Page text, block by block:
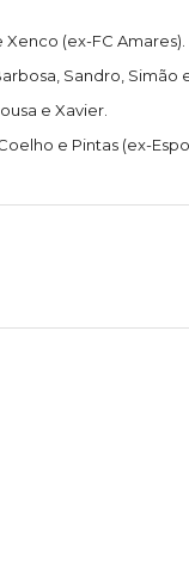
(ex-FC Amares).
Sandro, Simão
e Xavier.
e Pintas (ex-